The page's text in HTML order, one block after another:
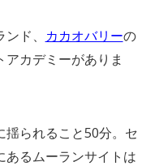
ド、 カカオバリーの
カデミーがありま
揺られること50分。セ
あるムーランサイトは